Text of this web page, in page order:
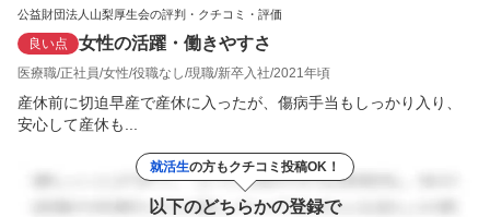
公益財団法人山梨厚生会の評判・クチコミ・評価
良い点 女性の活躍・働きやすさ
医療職 正社員 女性 役職なし 現職 新卒入社 2021年頃
産休前に切迫早産で産休に入ったが、傷病手当もしっかり入り、
安心して産休も...
就活生の方もクチコミ投稿OK！
以下のどちらかの登録で